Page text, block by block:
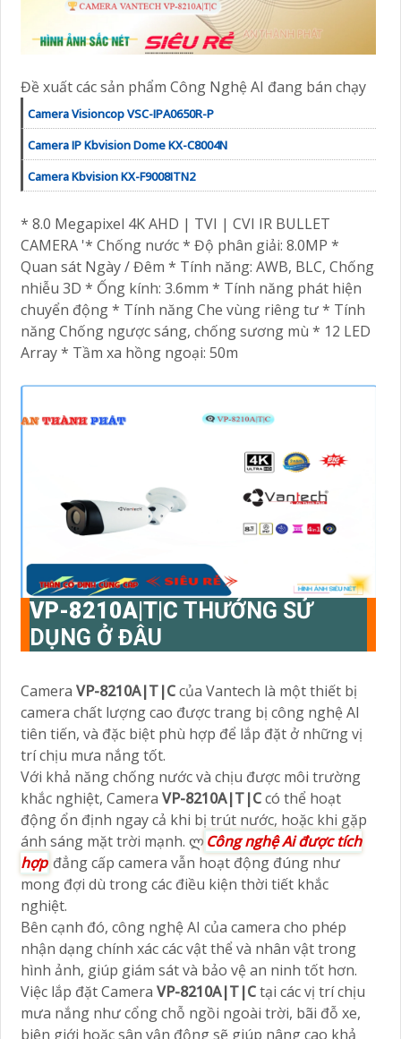
Đề xuất các sản phẩm Công Nghệ AI đang bán chạy
Camera Visioncop VSC-IPA0650R-P
Camera IP Kbvision Dome KX-C8004N
Camera Kbvision KX-F9008ITN2
* 8.0 Megapixel 4K AHD | TVI | CVI IR BULLET
CAMERA '* Chống nước * Độ phân giải: 8.0MP *
Quan sát Ngày / Đêm * Tính năng: AWB, BLC, Chống
nhiễu 3D * Ống kính: 3.6mm * Tính năng phát hiện
chuyển động * Tính năng Che vùng riêng tư * Tính
năng Chống ngược sáng, chống sương mù * 12 LED
Array * Tầm xa hồng ngoại: 50m
VP-8210A|T|C THƯỚNG SỬ
DỤNG Ở ĐÂU
Camera VP-8210A|T|Ccủa Vantech là một thiết bị
camera chất lượng cao được trang bị công nghệ AI
tiên tiến, và đặc biệt phù hợp để lắp đặt ở những vị
trí chịu mưa nắng tốt.
Với khả năng chống nước và chịu được môi trường
khắc nghiệt, Camera VP-8210A|T|Ccó thể hoạt
động ổn định ngay cả khi bị trút nước, hoặc khi gặp
ánh sáng mặt trời mạnh. ლ Công nghệ Ai được tích
hợp đẳng cấp camera vẫn hoạt động đúng như
mong đợi dù trong các điều kiện thời tiết khắc
nghiệt.
Bên cạnh đó, công nghệ AI của camera cho phép
nhận dạng chính xác các vật thể và nhân vật trong
hình ảnh, giúp giám sát và bảo vệ an ninh tốt hơn.
Việc lắp đặt Camera VP-8210A|T|Ctại các vị trí chịu
mưa nắng như cổng chỗ ngồi ngoài trời, bãi đỗ xe,
biên giới hoặc sân vận động sẽ giúp nâng cao khả